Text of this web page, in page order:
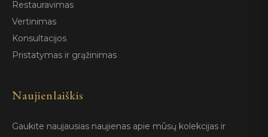
Restauravimas
Vertinimas
Konsultacijos
Pristatymas ir grąžinimas
Naujienlaiškis
Gaukite naujausias naujienas apie mūsų kolekcijas ir